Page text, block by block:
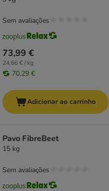
73,99 €
24,66 € / kg
70,29 €
Sem avaliações
Adicionar ao carrinho
Pavo FibreBeet
15 kg
Sem avaliações